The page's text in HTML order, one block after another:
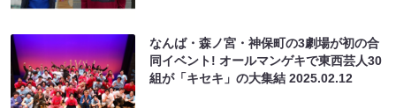
なんば・森ノ宮・神保町の3劇場が初の合
同イベント! オールマンゲキで東西芸人30
組が「キセキ」の大集結2025.02.12